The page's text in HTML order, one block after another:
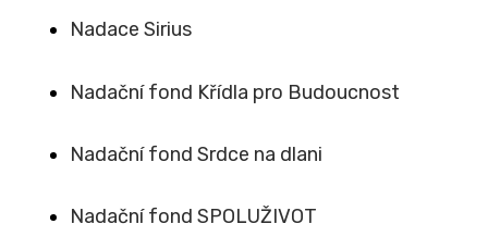
Nadace Sirius
Nadační fond Křídla pro Budoucnost
Nadační fond Srdce na dlani
Nadační fond SPOLUŽIVOT